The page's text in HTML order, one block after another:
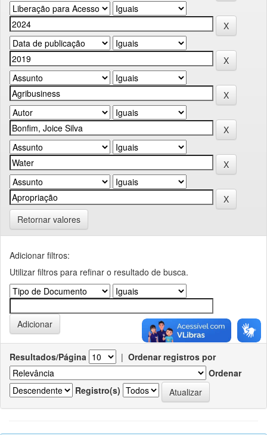
Retornar valores
Adicionar filtros:
Utilizar filtros para refinar o resultado de busca.
Resultados/Página | Ordenar registros por
Ordenar
Registro(s)